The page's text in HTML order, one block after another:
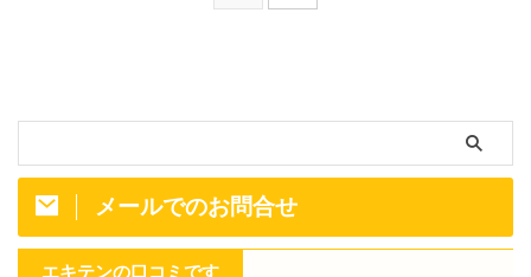
メールでのお問合せ
エキテンの口コミです